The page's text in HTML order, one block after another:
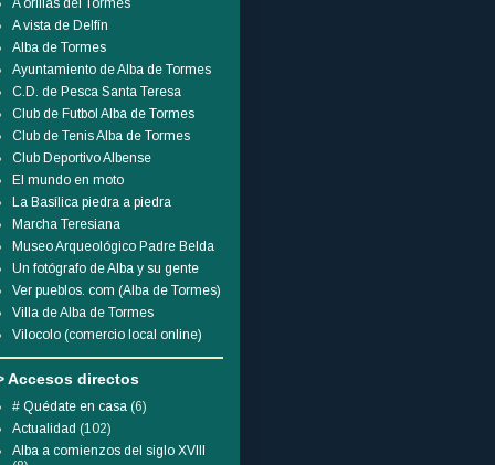
A orillas del Tormes
A vista de Delfín
Alba de Tormes
Ayuntamiento de Alba de Tormes
C.D. de Pesca Santa Teresa
Club de Futbol Alba de Tormes
Club de Tenis Alba de Tormes
Club Deportivo Albense
El mundo en moto
La Basílica piedra a piedra
Marcha Teresiana
Museo Arqueológico Padre Belda
Un fotógrafo de Alba y su gente
Ver pueblos. com (Alba de Tormes)
Villa de Alba de Tormes
Vilocolo (comercio local online)
Accesos directos
# Quédate en casa (6)
Actualidad (102)
Alba a comienzos del siglo XVIII